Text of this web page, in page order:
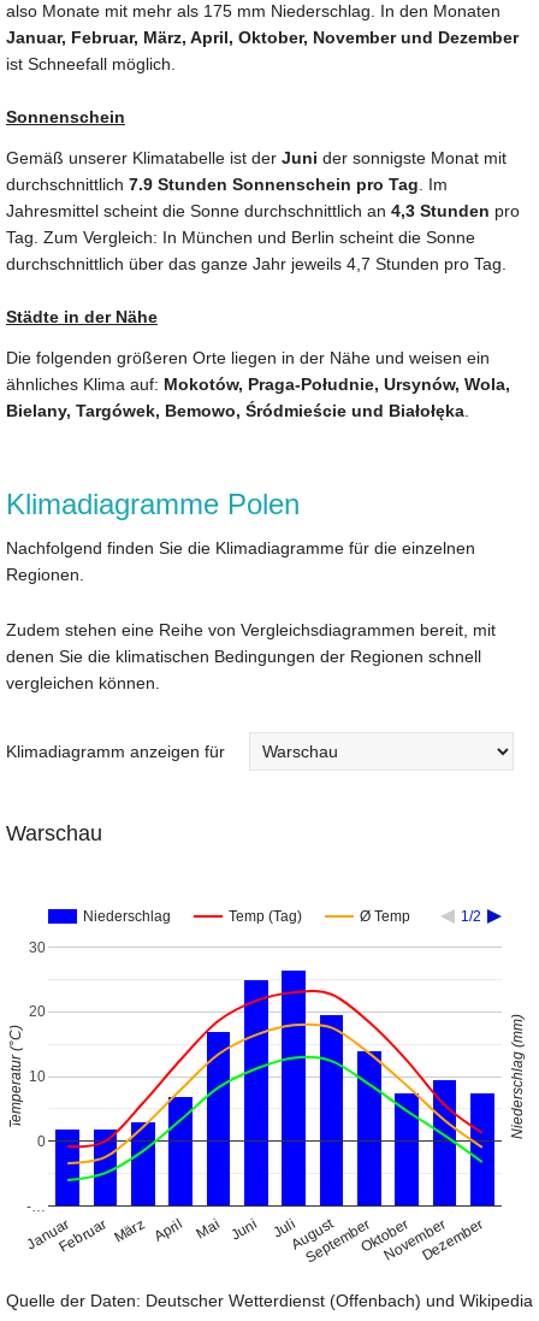
also Monate mit mehr als 175 mm Niederschlag. In den Monaten
Januar, Februar, März, April, Oktober, November und Dezember
ist Schneefall möglich.
Sonnenschein
Gemäß unserer Klimatabelle ist der Juni der sonnigste Monat mit
durchschnittlich 7.9 Stunden Sonnenschein pro Tag . Im
Jahresmittel scheint die Sonne durchschnittlich an 4,3 Stunden pro
Tag. Zum Vergleich: In München und Berlin scheint die Sonne
durchschnittlich über das ganze Jahr jeweils 4,7 Stunden pro Tag.
Städte in der Nähe
Die folgenden größeren Orte liegen in der Nähe und weisen ein
ähnliches Klima auf: Mokotów, Praga-Południe, Ursynów, Wola,
Bielany, Targówek, Bemowo, Śródmieście und Białołęka
Klimadiagramme Polen
Nachfolgend finden Sie die Klimadiagramme für die einzelnen
Regionen.
Zudem stehen eine Reihe von Vergleichsdiagrammen bereit, mit
denen Sie die klimatischen Bedingungen der Regionen schnell
vergleichen können.
Klimadiagramm anzeigen für
Warschau
Niederschlag Temp (Tag) Ø Temp 1/2
JanuarFebruar März April Mai Juni JuliAugust
SeptemberOktober
NovemberDezember
-…
0
10
20
30
Temperatur (°C) Niederschlag (mm)
Quelle der Daten: Deutscher Wetterdienst (Offenbach) und Wikipedia